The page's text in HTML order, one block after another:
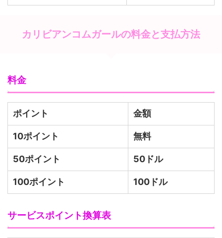
カリビアンコムガールの料金と支払方法
料金
ポイント 金額
10ポイント 無料
50ポイント 50ドル
100ポイント 100ドル
サービスポイント換算表